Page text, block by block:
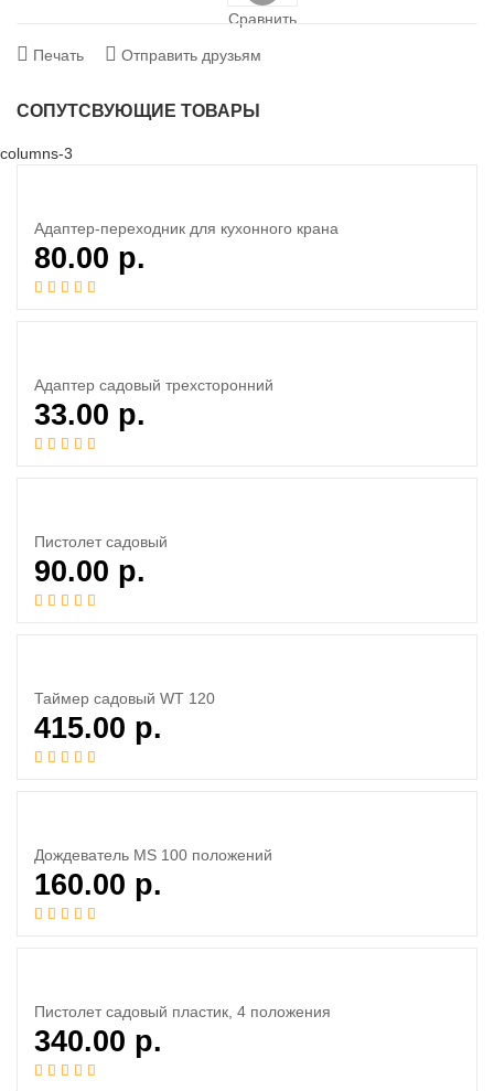
Сравнить
Печать Отправить друзьям
СОПУТСВУЮЩИЕ ТОВАРЫ
columns-3
Адаптер-переходник для кухонного крана
80.00 р.
Адаптер садовый трехсторонний
33.00 р.
Пистолет садовый
90.00 р.
Таймер садовый WT 120
415.00 р.
Дождеватель MS 100 положений
160.00 р.
Пистолет садовый пластик, 4 положения
340.00 р.